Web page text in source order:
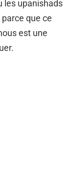
les upanishads
que ce
est une